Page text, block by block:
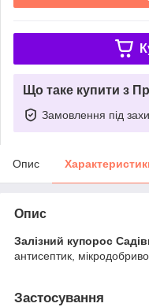
Що таке купити з
Замовлення під
Опис
Опис
Залізний купорос
антисептик, мікродобриво.
Застосування